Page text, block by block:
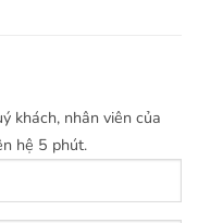
khách, nhân viên của
hệ 5 phút.